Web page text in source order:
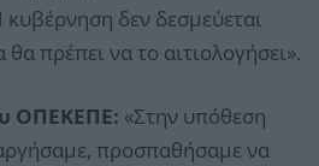
κυβέρνηση δεν δεσμεύεται
θα πρέπει να το αιτιολογήσει».
ΟΠΕΚΕΠΕ: «Στην υπόθεση
προσπαθήσαμε να